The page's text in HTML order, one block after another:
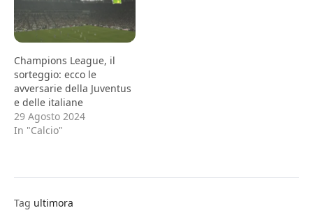
Champions League, il
sorteggio: ecco le
avversarie della Juventus
e delle italiane
29 Agosto 2024
In "Calcio"
Tag ultimora